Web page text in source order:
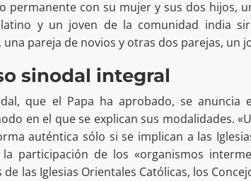
permanente con su mujer y sus dos hijos,
y un joven de la comunidad india
pareja de novios y otras dos parejas, un
sinodal integral
que el Papa ha aprobado, se anuncia
en el que se explican sus modalidades.
auténtica sólo si se implican a las
participación de los «organismos
las Iglesias Orientales Católicas, los